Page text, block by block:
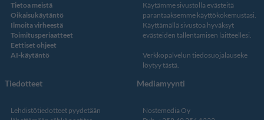
Tietoa meistä
Oikaisukäytäntö
Ilmoita virheestä
Toimitusperiaatteet
Eettiset ohjeet
AI-käytäntö
Käytämme sivustolla evästeitä
parantaaksemme käyttökokemustasi.
Käyttämällä sivustoa hyväksyt
evästeiden tallentamisen laitteellesi.
Verkkopalvelun tiedosuojalauseke
löytyy tästä.
Tiedotteet
Lehdistötiedotteet pyydetään
Mediamyynti
Nostemedia Oy